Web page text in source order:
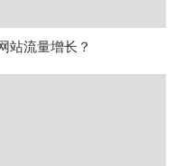
站流量增长？